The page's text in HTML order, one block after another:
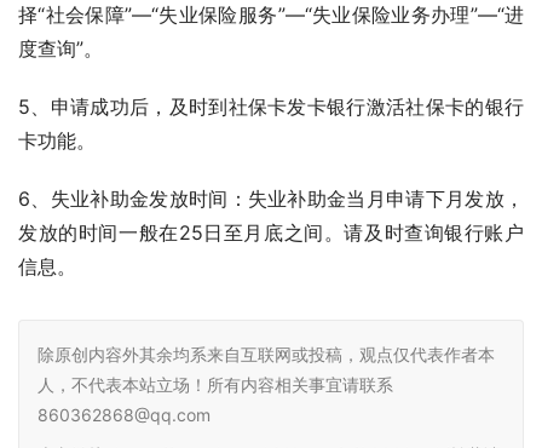
择“社会保障”—“失业保险服务”—“失业保险业务办理”—“进
度查询”。
5、申请成功后，及时到社保卡发卡银行激活社保卡的银行
卡功能。
6、失业补助金发放时间：失业补助金当月申请下月发放，
发放的时间一般在25日至月底之间。请及时查询银行账户
信息。
除原创内容外其余均系来自互联网或投稿，观点仅代表作者本
人，不代表本站立场！所有内容相关事宜请联系
860362868@qq.com